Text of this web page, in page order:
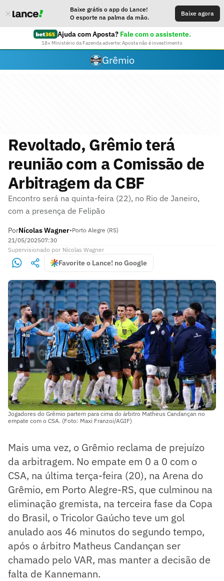
Baixe grátis o app do Lance!
O esporte na palma da mão.
Baixe agora
Ajuda com Aposta? Fale com o assistente.
18+ Ministério da Fazenda adverte: Aposta não é investimento
Grêmio
Revoltado, Grêmio terá
reunião com a Comissão de
Arbitragem da CBF
Encontro será na quinta-feira (22), no Rio de Janeiro,
com a presença de Felipão
PorNícolas Wagner•Porto Alegre (RS)
21/05/202507:30
Supervisionado por Nícolas Wagner
Favorite o Lance! no Google
Jogadores do Grêmio partem para cima do árbitro Matheus Candançan no
empate com o CSA. (Foto: Maxi Franzoi/AGIF)
Mais uma vez, o Grêmio reclama de prejuízo
da arbitragem. No empate em 0 a 0 com o
CSA, na última terça-feira (20), na Arena do
Grêmio, em Porto Alegre-RS, que culminou na
eliminação gremista, na terceira fase da Copa
do Brasil, o Tricolor Gaúcho teve um gol
anulado aos 46 minutos do segundo tempo,
após o árbitro Matheus Candançan ser
chamado pelo VAR, mas manter a decisão de
falta de Kannemann.